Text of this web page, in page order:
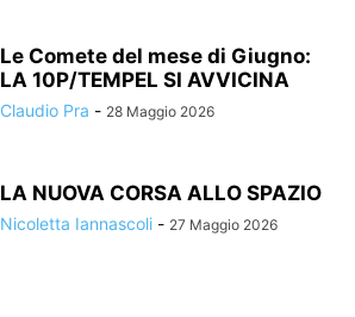
Le Comete del mese di Giugno:
LA 10P/TEMPEL SI AVVICINA
Claudio Pra - 28 Maggio 2026
LA NUOVA CORSA ALLO SPAZIO
Nicoletta Iannascoli - 27 Maggio 2026